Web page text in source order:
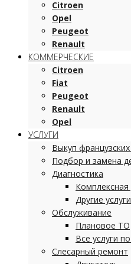
Citroen
Opel
Peugeot
Renault
КОММЕРЧЕСКИЕ
Citroen
Fiat
Peugeot
Renault
Opel
УСЛУГИ
Выкуп
Подбор и замена
Диагностика
Комплексная
Другие
Обслуживание
Плановое ТО
Все услуги
Слесарный ремонт